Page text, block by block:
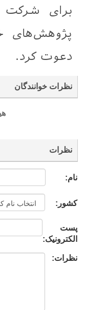
برای شرکت
پژوهش‌های
دعوت کرد.
نظرات خوانندگان
نظرات
نام:
کشور:
پست
الکترونیک:
نظرات: